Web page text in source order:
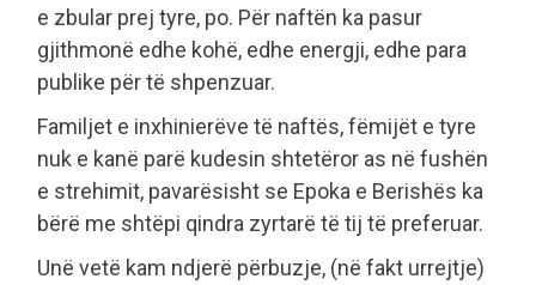
e zbular prej tyre, po. Për naftën ka pasur
gjithmonë edhe kohë, edhe energji, edhe para
publike për të shpenzuar.
Familjet e inxhinierëve të naftës, fëmijët e tyre
nuk e kanë parë kudesin shtetëror as në fushën
e strehimit, pavarësisht se Epoka e Berishës ka
bërë me shtëpi qindra zyrtarë të tij të preferuar.
Unë vetë kam ndjerë përbuzje, (në fakt urrejtje)